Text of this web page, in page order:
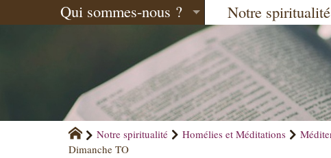
Qui sommes-nous ? Notre spiritualité
Notre spiritualité Homélies et Méditations
Dimanche TO